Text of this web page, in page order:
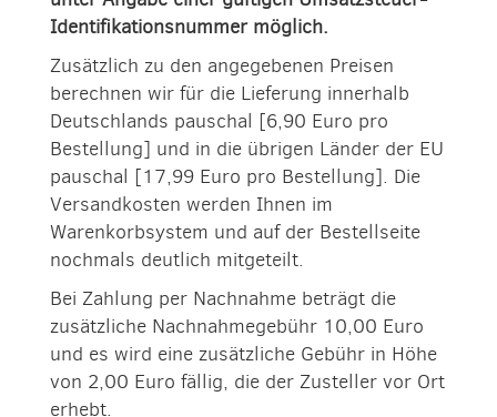
Identifikationsnummer möglich.
Zusätzlich zu den angegebenen Preisen
berechnen wir für die Lieferung innerhalb
Deutschlands pauschal [6,90 Euro pro
Bestellung] und in die übrigen Länder der EU
pauschal [17,99 Euro pro Bestellung]. Die
Versandkosten werden Ihnen im
Warenkorbsystem und auf der Bestellseite
nochmals deutlich mitgeteilt.
Bei Zahlung per Nachnahme beträgt die
zusätzliche Nachnahmegebühr 10,00 Euro
und es wird eine zusätzliche Gebühr in Höhe
von 2,00 Euro fällig, die der Zusteller vor Ort
erhebt.